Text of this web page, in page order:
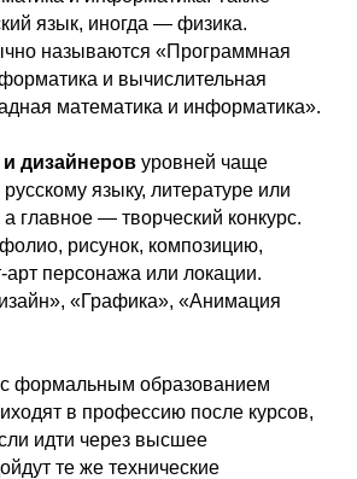
язык, иногда — физика.
называются «Программная
и вычислительная
математика и информатика».
дизайнеров уровней чаще
языку, литературе или
главное — творческий конкурс.
рисунок, композицию,
персонажа или локации.
«Графика», «Анимация
с формальным образованием
в профессию после курсов,
идти через высшее
те же технические